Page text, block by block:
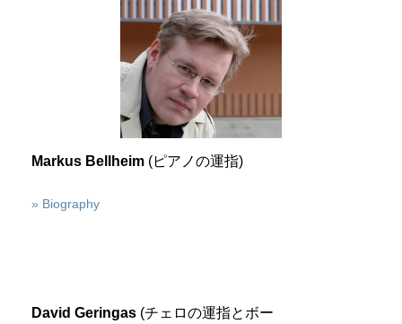
Markus Bellheim (ピアノの運指)
» Biography
David Geringas (チェロの運指とボー